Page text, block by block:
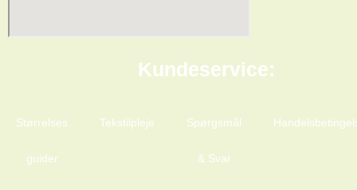
Kundeservice:
Størrelses
guider
Tekstilpleje Spørgsmål
& Svar